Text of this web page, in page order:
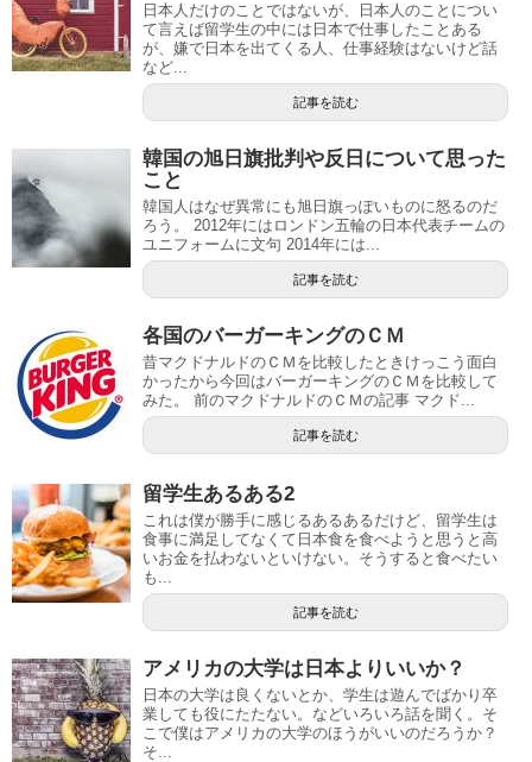
日本人だけのことではないが、日本人のことについ
て言えば留学生の中には日本で仕事したことある
が、嫌で日本を出てくる人、仕事経験はないけど話
など...
記事を読む
韓国の旭日旗批判や反日について思った
こと
韓国人はなぜ異常にも旭日旗っぽいものに怒るのだ
ろう。 2012年にはロンドン五輪の日本代表チームの
ユニフォームに文句 2014年には...
記事を読む
各国のバーガーキングのＣＭ
昔マクドナルドのＣＭを比較したときけっこう面白
かったから今回はバーガーキングのＣＭを比較して
みた。 前のマクドナルドのＣＭの記事 マクド...
記事を読む
留学生あるある2
これは僕が勝手に感じるあるあるだけど、留学生は
食事に満足してなくて日本食を食べようと思うと高
いお金を払わないといけない。そうすると食べたい
も...
記事を読む
アメリカの大学は日本よりいいか？
日本の大学は良くないとか、学生は遊んでばかり卒
業しても役にたたない。などいろいろ話を聞く。そ
こで僕はアメリカの大学のほうがいいのだろうか？
そ...